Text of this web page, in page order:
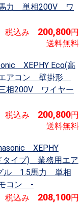
力 単相200V ワ
税込み 200,800円
送料無料
XEPHY Eco(高
アコン 壁掛形
相200V ワイヤー
税込み 200,800円
送料無料
XEPHY
タイプ) 業務用エア
ル 1.5馬力 単相
コン -
税込み 208,100円